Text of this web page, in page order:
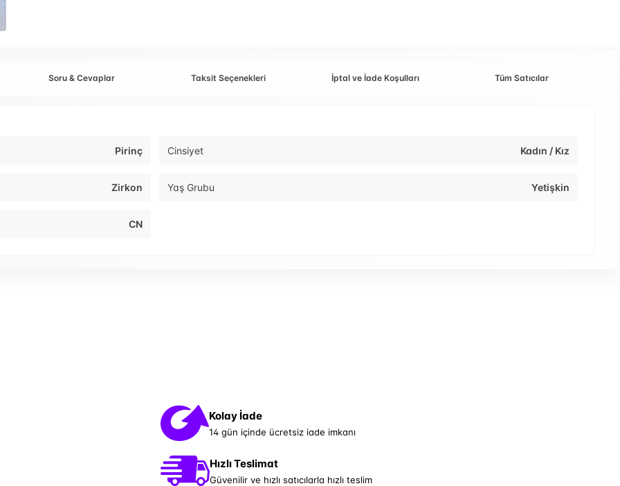
Soru & Cevaplar Taksit Seçenekleri İptal ve İade Koşulları Tüm Satıcılar
Pirinç Cinsiyet Kadın / Kız
Zirkon Yaş Grubu Yetişkin
CN
Kolay İade
14 gün içinde ücretsiz iade imkanı
Hızlı Teslimat
Güvenilir ve hızlı satıcılarla hızlı teslim